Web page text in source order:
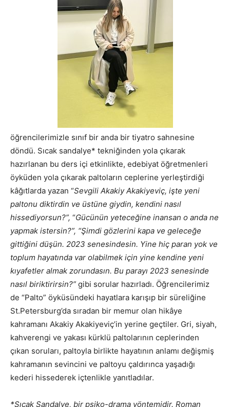
öğrencilerimizle sınıf bir anda bir tiyatro sahnesine
döndü. Sıcak sandalye* tekniğinden yola çıkarak
hazırlanan bu ders içi etkinlikte, edebiyat öğretmenleri
öyküden yola çıkarak paltoların ceplerine yerleştirdiği
kâğıtlarda yazan “Sevgili Akakiy Akakiyeviç, işte yeni
paltonu diktirdin ve üstüne giydin, kendini nasıl
hissediyorsun?”, “Gücünün yeteceğine inansan o anda ne
yapmak istersin?”, “Şimdi gözlerini kapa ve geleceğe
gittiğini düşün. 2023 senesindesin. Yine hiç paran yok ve
toplum hayatında var olabilmek için yine kendine yeni
kıyafetler almak zorundasın. Bu parayı 2023 senesinde
nasıl biriktirirsin?” gibi sorular hazırladı. Öğrencilerimiz
de “Palto” öyküsündeki hayatlara karışıp bir süreliğine
St.Petersburg’da sıradan bir memur olan hikâye
kahramanı Akakiy Akakiyeviç’in yerine geçtiler. Gri, siyah,
kahverengi ve yakası kürklü paltolarının ceplerinden
çıkan soruları, paltoyla birlikte hayatının anlamı değişmiş
kahramanın sevincini ve paltoyu çaldırınca yaşadığı
kederi hissederek içtenlikle yanıtladılar.
*Sıcak Sandalye, bir psiko-drama yöntemidir. Roman